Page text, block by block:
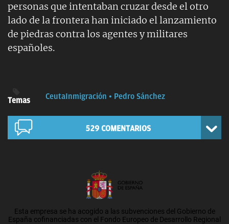
personas que intentaban cruzar desde el otro
lado de la frontera han iniciado el lanzamiento
de piedras contra los agentes y militares
españoles.
Temas CeutaInmigración Pedro Sánchez
529 COMENTARIOS
Esta empresa se ha acogido a las subvenciones del Gobierno de
España cofinanciadas con el Fondo Europeo de Desarrollo Regional